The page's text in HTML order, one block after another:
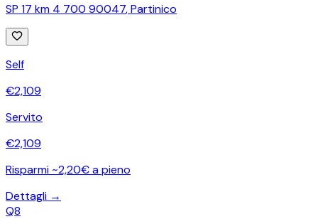
SP 17 km 4 700 90047,Partinico
Self
€2,109
Servito
€2,109
Risparmi ~2,20€ a pieno
Dettagli →
Q8